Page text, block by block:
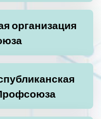
организация